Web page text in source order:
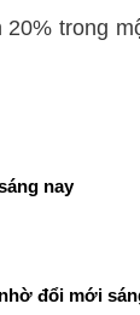
trong
nay
đổi mới